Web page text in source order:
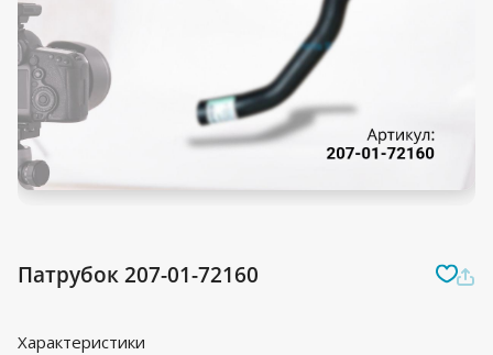
Патрубок 207-01-72160
Характеристики